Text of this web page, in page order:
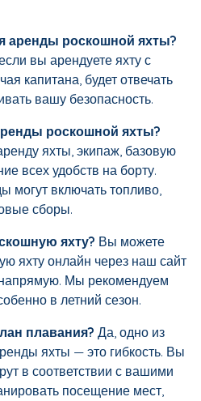
аренды роскошной яхты?
вы арендуете яхту с
капитана, будет отвечать
вашу безопасность.
роскошной яхты?
яхты, экипаж, базовую
всех удобств на борту.
могут включать топливо,
сборы.
яхту? Вы можете
яхту онлайн через наш сайт
Мы рекомендуем
в летний сезон.
плавания? Да, одно из
яхты — это гибкость. Вы
в соответствии с вашими
посещение мест,